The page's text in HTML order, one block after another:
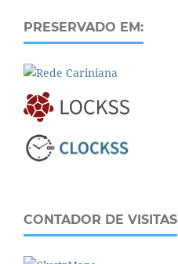
PRESERVADO EM:
CONTADOR DE VISITAS